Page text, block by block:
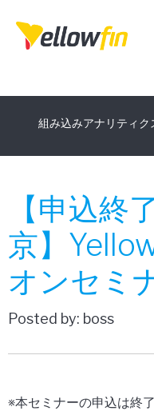
業種別のYellowfinソリュ
組み込みアナリティク
【申込終
京】
オンセミ
Posted by: boss
※本セミナーの申込は終